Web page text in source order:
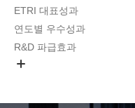
ETRI 대표성과
연도별 우수성과
R&D 파급효과